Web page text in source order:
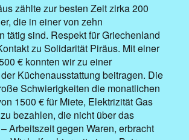
zählte zur besten Zeit zirka 200
die in einer von zehn
tätig sind. Respekt für Griechenland
zu Solidarität Piräus. Mit einer
€ konnten wir zu einer
Küchenausstattung beitragen. Die
Schwierigkeiten die monatlichen
1500 € für Miete, Elektrizität Gas
bezahlen, die nicht über das
Arbeitszeit gegen Waren, erbracht